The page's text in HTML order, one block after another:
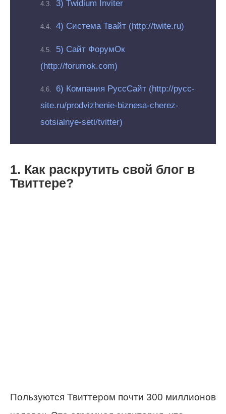
3) Twidium Inviter
4) Система Твайт (http://twite.ru)
5) Сайт ФорумОк
(http://forumok.com)
6) Компания РуссСайт (http://pycc-
site.ru/prodvizhenie-biznesa-cherez-
sotsialnye-seti/tvitter)
1. Как раскрутить свой блог в
Твиттере?
Пользуются Твиттером почти 300 миллионов